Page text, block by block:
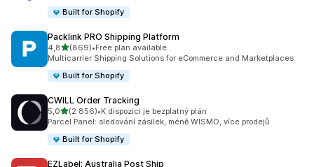
Built for Shopify
Packlink PRO Shipping Platform
4,8z 5 hvězd
(869)
Celkový počet recenzí: 869
•Free plan available
Multicarrier Shipping Solutions for eCommerce and Marketplaces
Built for Shopify
CWILL Order Tracking
5,0z 5 hvězd
(2 856)
Celkový počet recenzí: 2856
•K dispozici je bezplatný plán
Parcel Panel: sledování zásilek, méně WISMO, více prodejů
Built for Shopify
EZLabel: Australia Post Ship